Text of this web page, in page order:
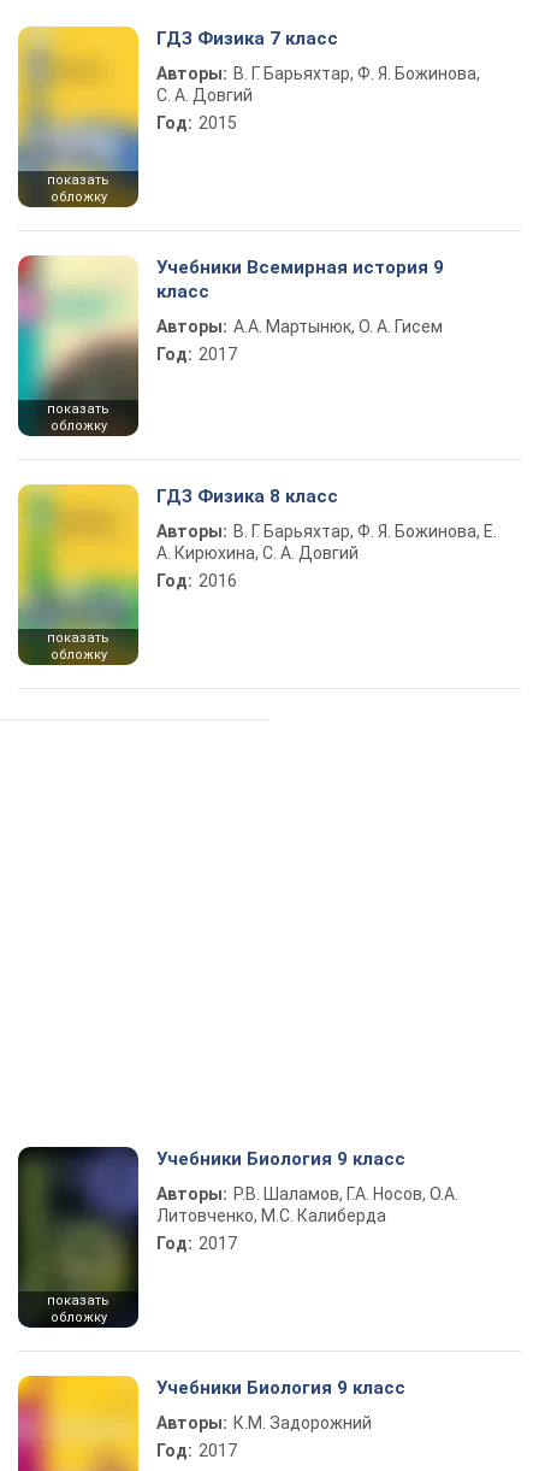
показать
обложку
ГДЗ Физика 7 класс
Авторы: В. Г. Барьяхтар, Ф. Я. Божинова,
С. А. Довгий
Год: 2015
показать
обложку
Учебники Всемирная история 9
класс
Авторы: А.А. Мартынюк, О. А. Гисем
Год: 2017
показать
обложку
ГДЗ Физика 8 класс
Авторы: В. Г. Барьяхтар, Ф. Я. Божинова, Е.
А. Кирюхина, С. А. Довгий
Год: 2016
показать
обложку
Учебники Биология 9 класс
Авторы: Р.В. Шаламов, Г.А. Носов, О.А.
Литовченко, М.С. Калиберда
Год: 2017
Учебники Биология 9 класс
Авторы: К.М. Задорожний
Год: 2017